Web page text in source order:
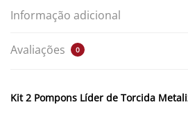
Informação adicional
Avaliações 0
Kit 2 Pompons Líder de Torcida